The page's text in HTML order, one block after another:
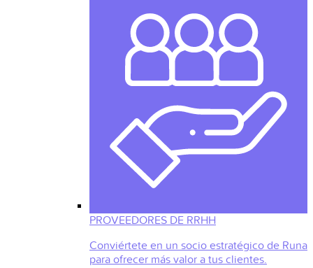
PROVEEDORES DE RRHH
Conviértete en un socio estratégico de Runa
para ofrecer más valor a tus clientes.